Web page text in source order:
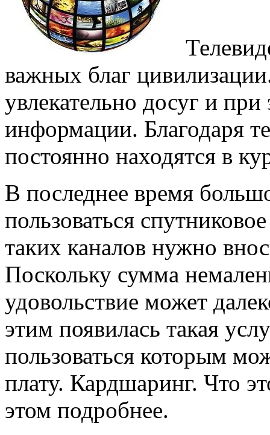
важных благ
увлекательно досуг и
информации. Благодаря
постоянно находятся в
В последнее время
пользоваться
таких каналов нужно
Поскольку сумма
удовольствие может
этим появилась такая
пользоваться которым
плату. Кардшаринг. Что
этом подробнее.